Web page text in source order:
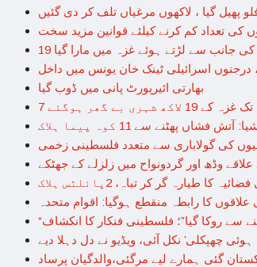
پھیل گیا ، لاکھوں مرغیاں تلف کر دی گئیں
کی تعداد کم کرنے کیلئے قوانین مزید سخت
جانب سے لڑتے ہوئے غزہ میں مارا گیا
بھارتی ائیرپورٹ پانی میں ڈوب گیا
شہری بے گھر ہوگئے
آتش فشاں پھٹنے سے 11 کوہ پیما ہلاک
کی گولاباری سے متعدد فلسطینی زخمی
وڈھ اور گردونواح میں زلزلے کے جھٹکے
کا طیارہ گر کر تباہ، 2پائلٹس ہلاک
کا رابطہ منقطع ہوگیا: اقوام متحدہ
سے روکا گیا”؛ فلسطینی فنکار کا انکشاف
چھپکلی’ نکل آئی، ویڈیو نے دل دہلا دیے
گئی ہمارے لیے مرگئی،والدگیان پرساد